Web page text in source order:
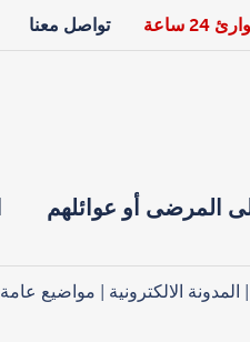
24 ساعة تواصل معنا
المرضى أو عوائلهم
المدونة الالكترونية مواضيع عامة